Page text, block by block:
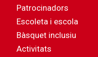
Patrocinadors
Escoleta i escola
Bàsquet inclusiu
Activitats